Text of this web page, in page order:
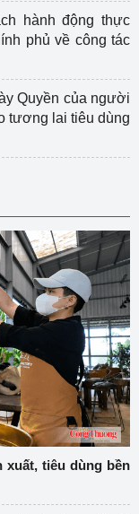
hành động thực
phủ về công tác
Quyền của người
tương lai tiêu dùng
xuất, tiêu dùng bền